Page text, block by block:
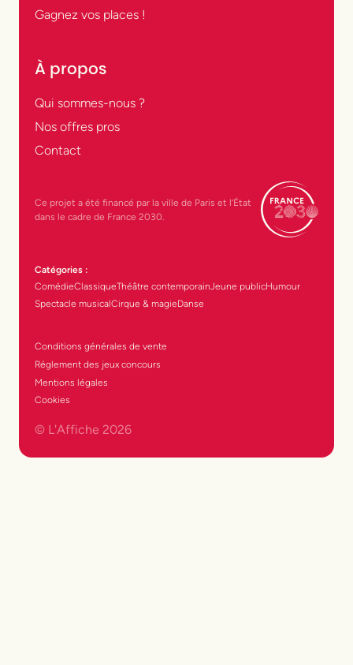
Gagnez vos places !
À propos
Qui sommes-nous ?
Nos offres pros
Contact
Ce projet a été financé par la ville de Paris et l’État
dans le cadre de France 2030.
Catégories :
ComédieClassiqueThéâtre contemporainJeune publicHumour
Spectacle musicalCirque & magieDanse
Conditions générales de vente
Réglement des jeux concours
Mentions légales
Cookies
© L'Affiche 2026